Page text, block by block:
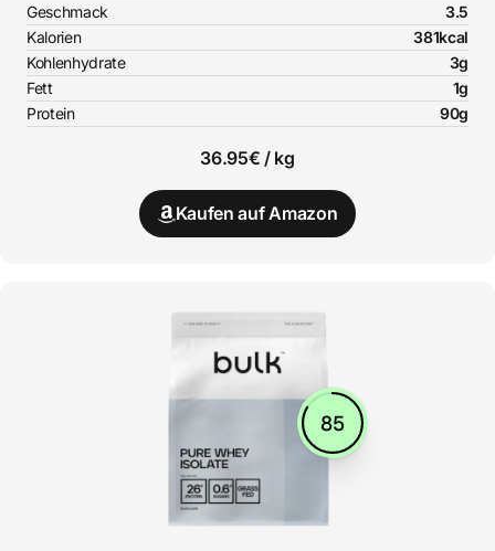
Geschmack
3.5
Kalorien
381kcal
Kohlenhydrate
3g
Fett
1g
Protein
90g
36.95€ / kg
Kaufen auf Amazon
85